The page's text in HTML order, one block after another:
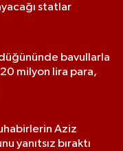
statlar
bavullarla
20 milyon lira para,
Aziz
yanıtsız bıraktı